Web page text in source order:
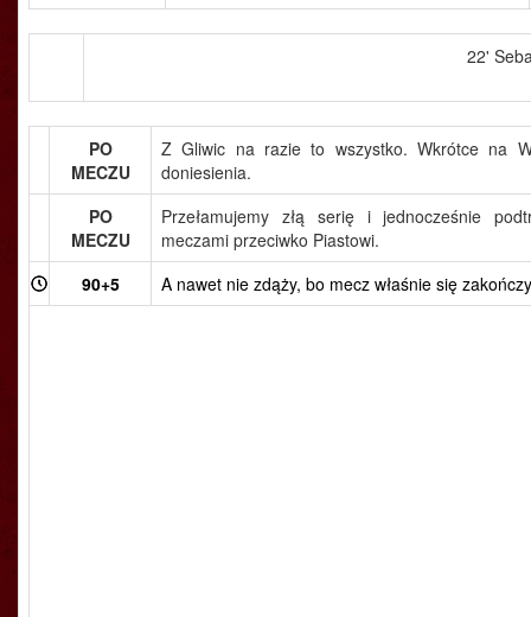
22'
PO
MECZU
Z Gliwic na razie to wszystko. Wkrótce na
doniesienia.
PO
MECZU
Przełamujemy złą serię i jednocześnie
meczami przeciwko Piastowi.
90+5
A nawet nie zdąży, bo mecz właśnie się